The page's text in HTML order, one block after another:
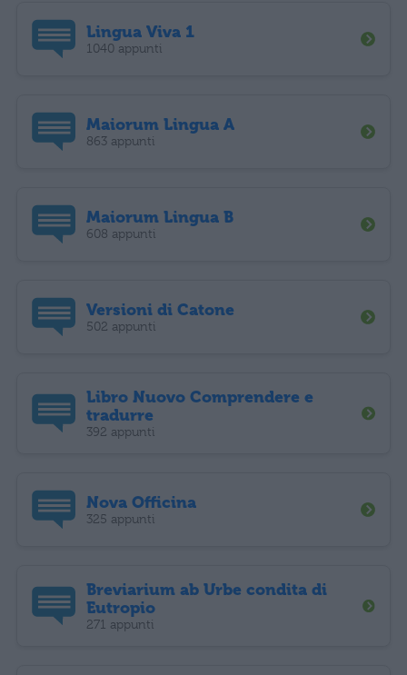
Lingua Viva 1
1040 appunti
Maiorum Lingua A
863 appunti
Maiorum Lingua B
608 appunti
Versioni di Catone
502 appunti
Libro Nuovo Comprendere e
tradurre
392 appunti
Nova Officina
325 appunti
Breviarium ab Urbe condita di
Eutropio
271 appunti